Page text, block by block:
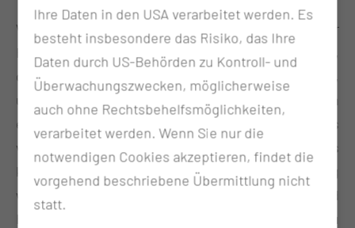
Wir bieten vielfältige Bildungsangebote für
Fachkräfte im Gesundheitswesen. Unser Ziel ist es,
dir die Werkzeuge und Ressourcen bereitzustellen,
um deine berufliche Entwicklung voranzutreiben. In
einer sich ständig weiterentwickelnden Welt, ist es
von entscheidender Bedeutung, dass wir uns
kontinuierlich weiterbilden, um den stetig
wachsenden Anforderungen und
Herausforderungen gerecht zu werden. Bist du
Ihre Daten in den USA verarbeitet werden. Es
besteht insbesondere das Risiko, das Ihre
Daten durch US-Behörden zu Kontroll- und
Überwachungszwecken, möglicherweise
auch ohne Rechtsbehelfsmöglichkeiten,
verarbeitet werden. Wenn Sie nur die
notwendigen Cookies akzeptieren, findet die
vorgehend beschriebene Übermittlung nicht
statt.